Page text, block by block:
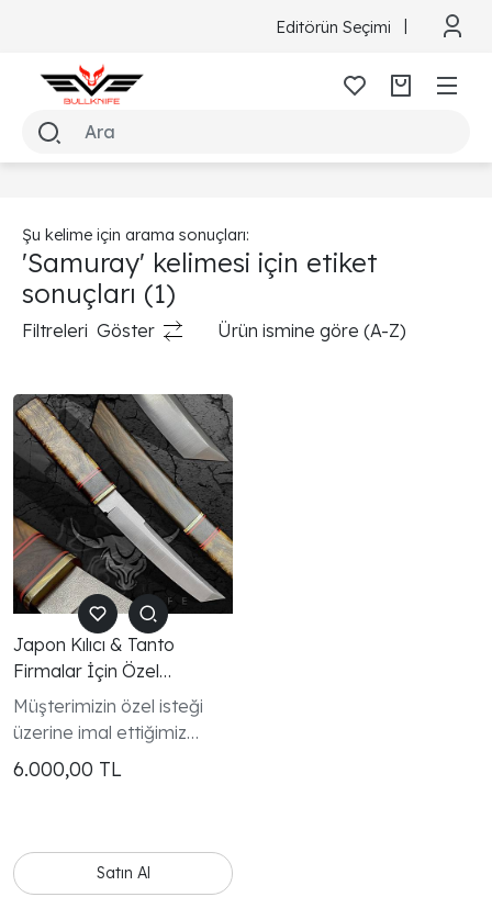
Editörün Seçimi
Şu kelime için arama sonuçları:
'Samuray' kelimesi için etiket
sonuçları (1)
Filtreleri Göster Ürün ismine göre (A-Z)
Japon Kılıcı & Tanto
Firmalar İçin Özel
Hediyelik Bıçak
Müşterimizin özel isteği
üzerine imal ettiğimiz
tanto ürünlerimiz vitrinleri
süslemek için hazır. Toplam
imal edilmiştir.
6.000,00 TL
Satın Al